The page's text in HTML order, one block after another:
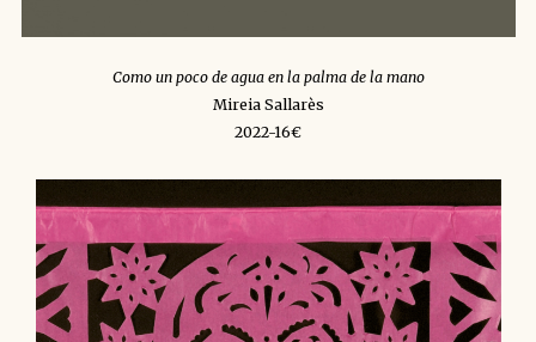
Como un poco de agua en la palma de la mano
Mireia Sallarès
2022-16€